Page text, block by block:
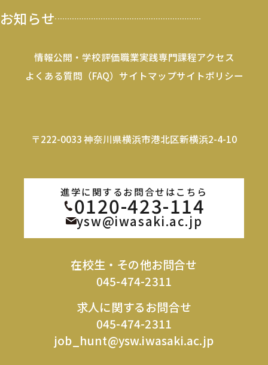
お知らせ
情報公開・学校評価職業実践専門課程アクセス
よくある質問（FAQ） サイトマップサイトポリシー
〒222-0033 神奈川県横浜市港北区新横浜2-4-10
進学に関するお問合せはこちら
0120-423-114
ysw@iwasaki.ac.jp
在校生・その他お問合せ
045-474-2311
求人に関するお問合せ
045-474-2311
job_hunt@ysw.iwasaki.ac.jp